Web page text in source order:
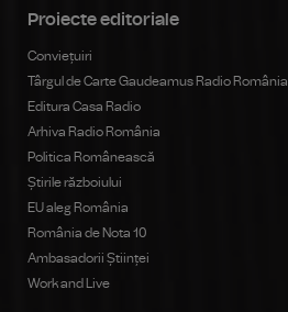
Proiecte editoriale
Conviețuiri
Târgul de Carte Gaudeamus Radio România
Editura Casa Radio
Arhiva Radio România
Politica Românească
Știrile războiului
EU aleg România
România de Nota 10
Ambasadorii Științei
Work and Live